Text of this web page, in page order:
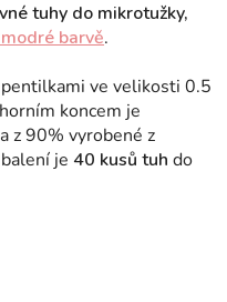
tuhy do mikrotužky,
barvě.
ve velikosti 0.5
koncem je
z 90% vyrobené z
je 40 kusů tuh do